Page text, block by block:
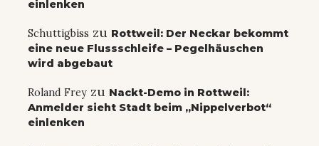
einlenken
Schuttigbiss zu Rottweil: Der Neckar bekommt
eine neue Flussschleife – Pegelhäuschen
wird abgebaut
Roland Frey zu Nackt-Demo in Rottweil:
Anmelder sieht Stadt beim „Nippelverbot“
einlenken